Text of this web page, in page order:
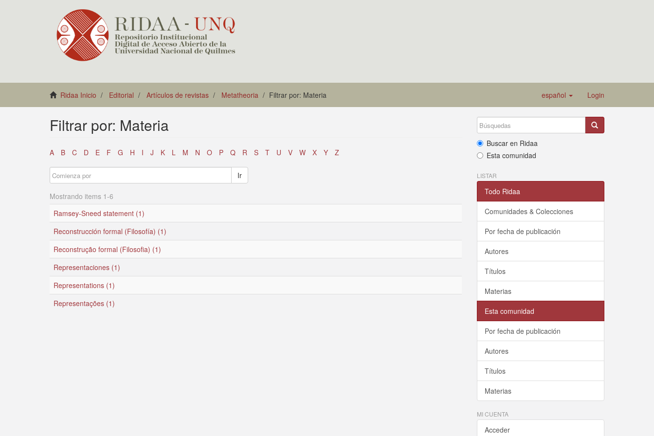
Ridaa Inicio Editorial Artículos de revistas Metatheoria Filtrar por: Materia español Login
Filtrar por: Materia
A B C D E F G H I J K L M N O P Q R S T U V W X Y Z
Ir
Mostrando items 1-6
Ramsey-Sneed statement (1)
Reconstrucción formal (Filosofía) (1)
Reconstrução formal (Filosofia) (1)
Representaciones (1)
Representations (1)
Representações (1)
Buscar en Ridaa
Esta comunidad
LISTAR
Todo Ridaa
Comunidades & Colecciones
Por fecha de publicación
Autores
Títulos
Materias
Esta comunidad
Por fecha de publicación
Autores
Títulos
Materias
MI CUENTA
Acceder